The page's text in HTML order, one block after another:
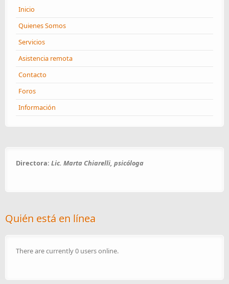
Inicio
Quienes Somos
Servicios
Asistencia remota
Contacto
Foros
Información
Directora: Lic. Marta Chiarelli, psicóloga
Quién está en línea
There are currently 0 users online.